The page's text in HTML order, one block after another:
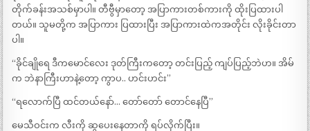
တိုက်ခန်းအသစ်မှာပါ။ တီဗွီမှာတော့ အပြာကားတစ်ကားကို ထိုးပြထားပါ
တယ်။ သူမတို့က အပြာကား ပြထားပြီး အပြာကားထဲကအတိုင်း လိုးခိုင်းတာ
ပါ။
“ခိုင်ချိုရေ ဒီကမောင်လေး ဒုတ်ကြီးကတော့ တင်းပြည့် ကျပ်ပြည့်ဘဲဟ။ အိမ်
က ဘဲနာကြီးဟာနဲ့တော့ ကွာပ.. ဟင်းဟင်း”
“ရလောက်ပြီ ထင်တယ်နော်… တော်တော် တောင်နေပြီ”
မေသီဝင်းက လီးကို ဆွပေးနေတာကို ရပ်လိုက်ပြီး။